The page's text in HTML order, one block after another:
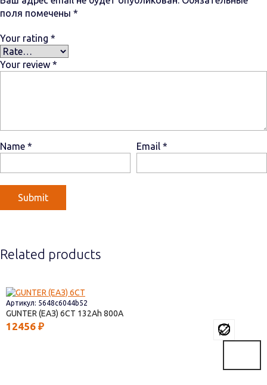
поля помечены *
Your rating *
Your review *
Name * Email *
Related products
Артикул: 5648c6044b52
GUNTER (ЕАЗ) 6СТ 132 800
12456 ₽